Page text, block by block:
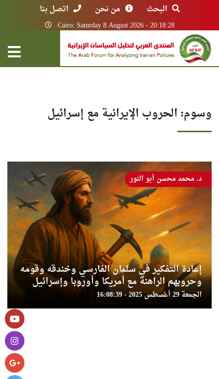
البحث من نحن اتصل بنا
Cairo: Saturday 8 August 2026 - 20:18:28
وسوم: الحروب الإيرانية مع إسرائيل
إعادة التفكير في سلمان الفارسي وخندقه وقومه
وحروبهم الراهنة مع أمريكا وأوروبا وإسرائيل
الجمعة 29 أغسطس 2025 - 16:08:39
د. محمد محسن أبو النور